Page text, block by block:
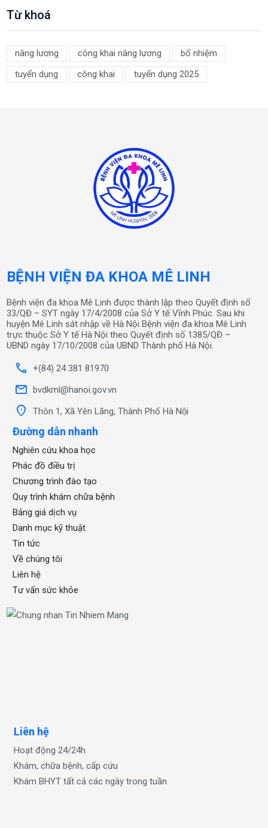
Từ khoá
nâng lương công khai nâng lương
bổ nhiệm
tuyển dụng
công khai tuyển dụng 2025
BỆNH VIỆN ĐA KHOA MÊ LINH
Bệnh viện đa khoa Mê Linh được thành lập theo Quyết định số
33/QĐ – SYT ngày 17/4/2008 của Sở Y tế Vĩnh Phúc. Sau khi
huyện Mê Linh sát nhập về Hà Nội Bệnh viện đa khoa Mê Linh
trực thuộc Sở Y tế Hà Nội theo Quyết định số 1385/QĐ –
UBND ngày 17/10/2008 của UBND Thành phố Hà Nội.
call +(84) 24 381 81970
mail bvdkml@hanoi.gov.vn
location_on Thôn 1, Xã Yên Lãng, Thành Phố Hà Nội
Đường dẫn nhanh
Nghiên cứu khoa học
Phác đồ điều trị
Chương trình đào tạo
Quy trình khám chữa bệnh
Bảng giá dịch vụ
Danh mục kỹ thuật
Tin tức
Về chúng tôi
Liên hệ
Tư vấn sức khỏe
Liên hệ
Hoạt động 24/24h
Khám, chữa bệnh, cấp cứu
Khám BHYT tất cả các ngày trong tuần